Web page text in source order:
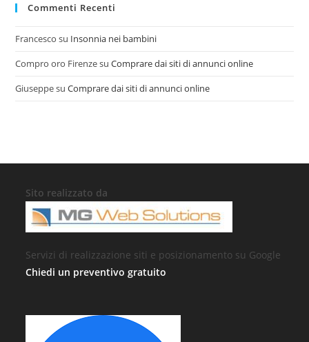
Commenti Recenti
Francesco su Insonnia nei bambini
Compro oro FirenzesuComprare dai siti di annunci online
GiuseppesuComprare dai siti di annunci online
Sito realizzato da
Servizi di realizzazione siti e posizionamento su Google
Chiedi un preventivo gratuito